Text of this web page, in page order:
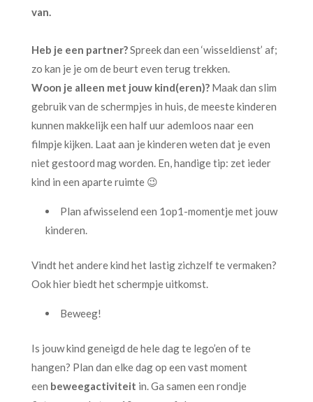
van.
Heb je een partner?Spreek dan een ‘wisseldienst’ af;
zo kan je je om de beurt even terug trekken.
Woon je alleen met jouw kind(eren)?Maak dan slim
gebruik van de schermpjes in huis, de meeste kinderen
kunnen makkelijk een half uur ademloos naar een
filmpje kijken. Laat aan je kinderen weten dat je even
niet gestoord mag worden. En, handige tip: zet ieder
kind in een aparte ruimte 😉
Plan afwisselend een 1op1-momentje met jouw
kinderen.
Vindt het andere kind het lastig zichzelf te vermaken?
Ook hier biedt het schermpje uitkomst.
Beweeg!
Is jouw kind geneigd de hele dag te lego’en of te
hangen? Plan dan elke dag op een vast moment
een beweegactiviteit in. Ga samen een rondje